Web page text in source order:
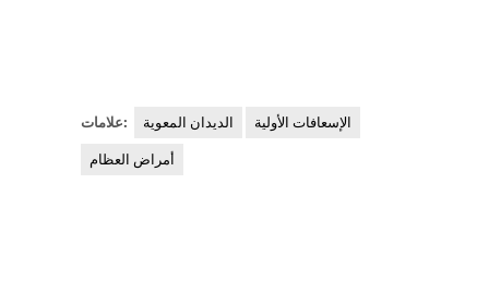
علامات: الديدان المعوية
الإسعافات الأولية
أمراض العظام